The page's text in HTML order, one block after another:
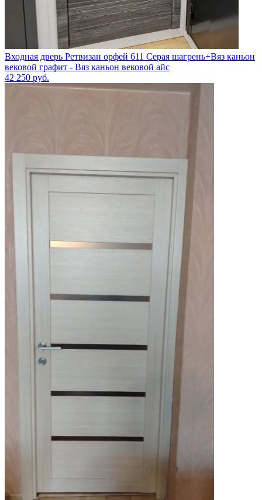
Входная дверь Ретвизан орфей 611 Серая шагрень+Вяз каньон
вековой графит - Вяз каньон вековой айс
42 250 руб.